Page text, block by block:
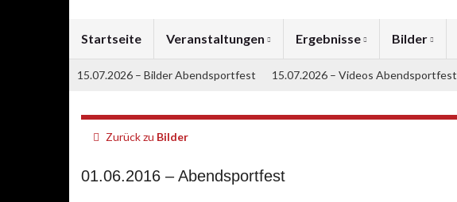
Startseite Veranstaltungen Ergebnisse Bilder
15.07.2026 – Bilder Abendsportfest 15.07.2026 – Videos Abendsportfest
Zurück zu Bilder
01.06.2016 – Abendsportfest